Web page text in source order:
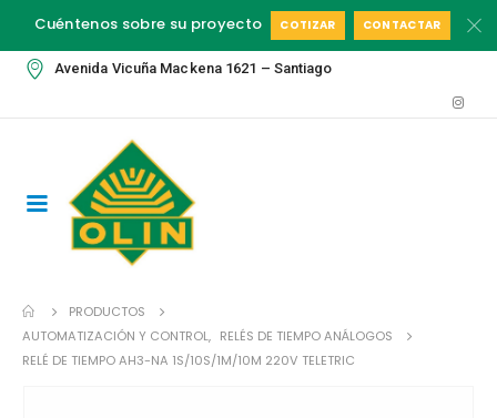
Cuéntenos sobre su proyecto COTIZAR CONTACTAR
Avenida Vicuña Mackena 1621 – Santiago
PRODUCTOS
AUTOMATIZACIÓN Y CONTROL, RELÉS DE TIEMPO ANÁLOGOS
RELÉ DE TIEMPO AH3-NA 1S/10S/1M/10M 220V TELETRIC